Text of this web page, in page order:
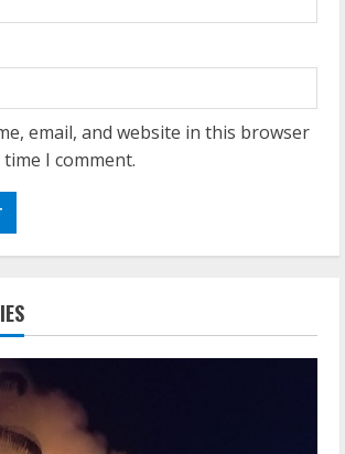
email, and website in this browser
I comment.